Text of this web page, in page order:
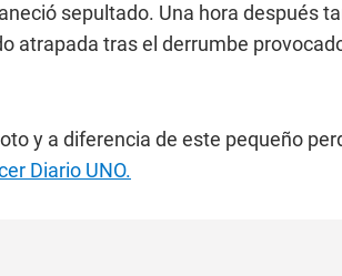
sepultado. Una hora después
atrapada tras el derrumbe
y a diferencia de este pequeño
Diario UNO.